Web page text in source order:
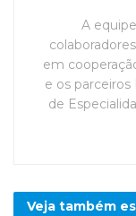
A
em
e os parceiros
de
Veja também